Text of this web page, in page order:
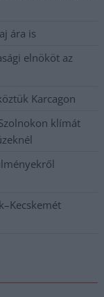
ára is
elnököt az
Karcagon
klímát